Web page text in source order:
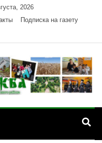
2026
Подписка на газету
газета
Республики Адыгея